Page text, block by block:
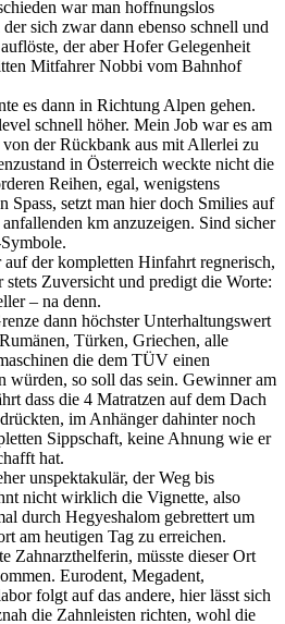
war man hoffnungslos
sich zwar dann ebenso schnell und
der aber Hofer Gelegenheit
Mitfahrer Nobbi vom Bahnhof
es dann in Richtung Alpen gehen.
schnell höher. Mein Job war es am
von der Rückbank aus mit Allerlei zu
in Österreich weckte nicht die
Reihen, egal, wenigstens
Spass, setzt man hier doch Smilies auf
km anzuzeigen. Sind sicher
der kompletten Hinfahrt regnerisch,
stets Zuversicht und predigt die Worte:
– na denn.
dann höchster Unterhaltungswert
Türken, Griechen, alle
die dem TÜV einen
würden, so soll das sein. Gewinner am
dass die 4 Matratzen auf dem Dach
im Anhänger dahinter noch
Sippschaft, keine Ahnung wie er
hat.
unspektakulär, der Weg bis
nicht wirklich die Vignette, also
durch Hegyeshalom gebrettert um
am heutigen Tag zu erreichen.
Zahnarzthelferin, müsste dieser Ort
Eurodent, Megadent,
folgt auf das andere, hier lässt sich
die Zahnleisten richten, wohl die